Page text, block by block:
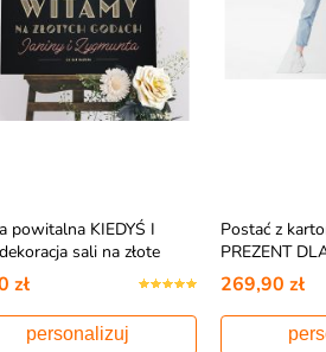
powitalna KIEDYŚ I
sali na złote
zł
personalizuj
Postać z
PREZENT
269,90 zł